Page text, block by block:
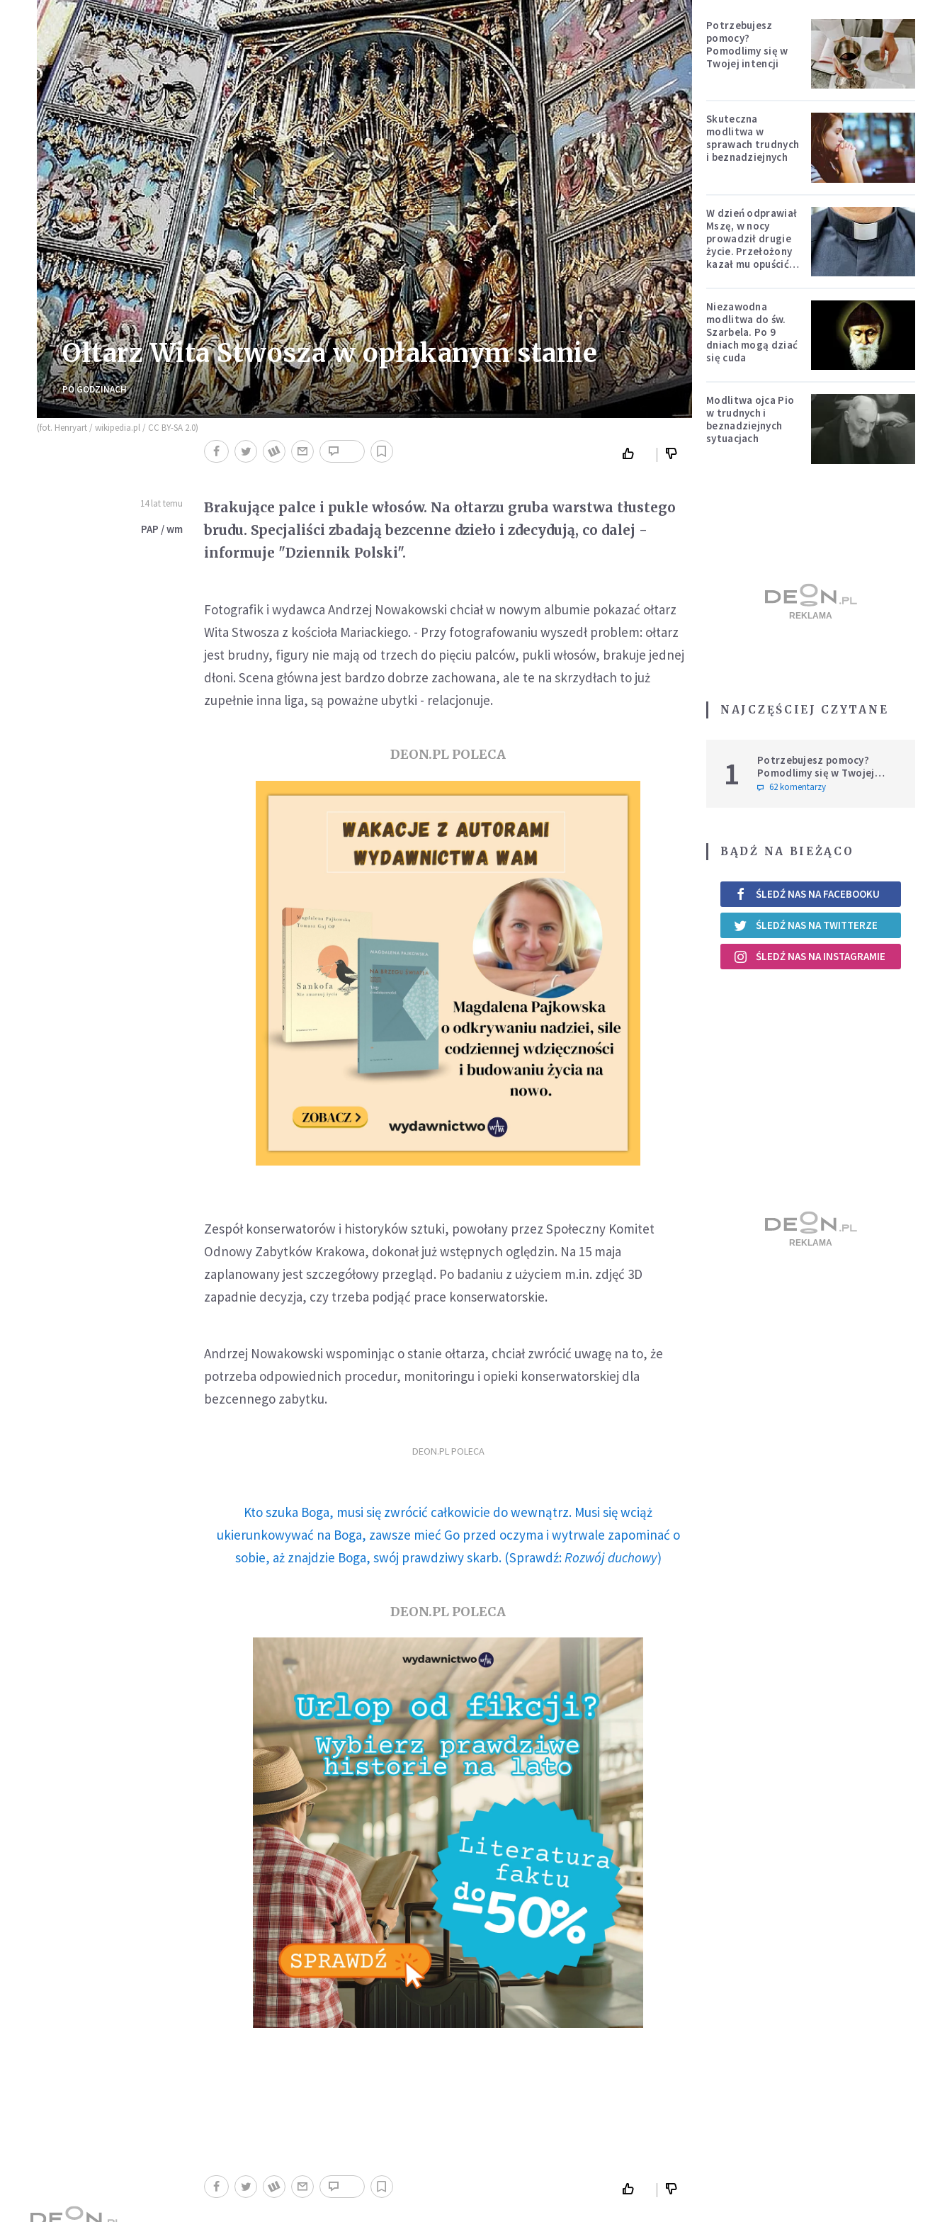
Ołtarz Wita Stwosza w opłakanym stanie
PO GODZINACH
(fot. Henryart / wikipedia.pl / CC BY-SA 2.0)
14 lat temu
PAP / wm
Brakujące palce i pukle włosów. Na ołtarzu gruba warstwa tłustego
brudu. Specjaliści zbadają bezcenne dzieło i zdecydują, co dalej -
informuje "Dziennik Polski".
Fotografik i wydawca Andrzej Nowakowski chciał w nowym albumie pokazać ołtarz
Wita Stwosza z kościoła Mariackiego. - Przy fotografowaniu wyszedł problem: ołtarz
jest brudny, figury nie mają od trzech do pięciu palców, pukli włosów, brakuje jednej
dłoni. Scena główna jest bardzo dobrze zachowana, ale te na skrzydłach to już
zupełnie inna liga, są poważne ubytki - relacjonuje.
DEON.PL POLECA
Zespół konserwatorów i historyków sztuki, powołany przez Społeczny Komitet
Odnowy Zabytków Krakowa, dokonał już wstępnych oględzin. Na 15 maja
zaplanowany jest szczegółowy przegląd. Po badaniu z użyciem m.in. zdjęć 3D
zapadnie decyzja, czy trzeba podjąć prace konserwatorskie.
Andrzej Nowakowski wspominjąc o stanie ołtarza, chciał zwrócić uwagę na to, że
potrzeba odpowiednich procedur, monitoringu i opieki konserwatorskiej dla
bezcennego zabytku.
DEON.PL POLECA
Kto szuka Boga, musi się zwrócić całkowicie do wewnątrz. Musi się wciąż
ukierunkowywać na Boga, zawsze mieć Go przed oczyma i wytrwale zapominać o
sobie, aż znajdzie Boga, swój prawdziwy skarb. (Sprawdź: Rozwój duchowy)
DEON.PL POLECA
Potrzebujesz
pomocy?
Pomodlimy się w
Twojej intencji
Skuteczna
modlitwa w
sprawach trudnych
i beznadziejnych
W dzień odprawiał
Mszę, w nocy
prowadził drugie
życie. Przełożony
kazał mu opuścić
Niezawodna
modlitwa do św.
Szarbela. Po 9
dniach mogą dziać
się cuda
Modlitwa ojca Pio
w trudnych i
beznadziejnych
sytuacjach
NAJCZĘŚCIEJ CZYTANE
1
Potrzebujesz pomocy?
Pomodlimy się w Twojej
intencji
62 komentarzy
BĄDŹ NA BIEŻĄCO
ŚLEDŹ NAS NA FACEBOOKU
ŚLEDŹ NAS NA TWITTERZE
ŚLEDŹ NAS NA INSTAGRAMIE